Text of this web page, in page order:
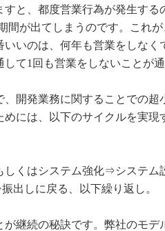
と、都度営業行為が発生する
間が出てしまうのです。これ
いのは、何年も営業をしなく
て1回も営業をしないことが通
開発業務に関することでの超
には、以下のサイクルを実現
しくはシステム強化⇒システ
出しに戻る、以下繰り返し。
継続の秘訣です。弊社のモデ